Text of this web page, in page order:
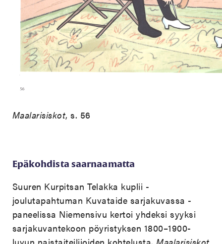
Maalarisiskot, s. 56
Epäkohdista saarnaamatta
Suuren Kurpitsan Telakka kuplii -
joulutapahtuman Kuvataide sarjakuvassa -
paneelissa Niemensivu kertoi yhdeksi syyksi
sarjakuvantekoon pöyristyksen 1800–1900-